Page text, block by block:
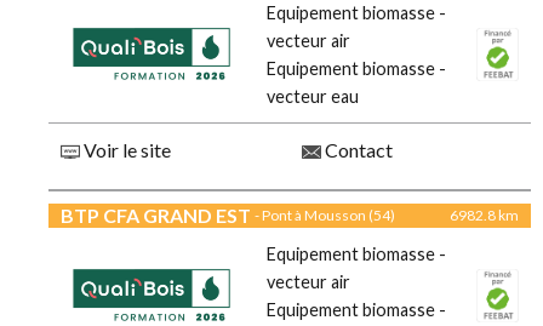
Equipement biomasse -
vecteur air
Equipement biomasse -
vecteur eau
Voir le site Contact
BTP CFA GRAND EST - Pont à Mousson (54) 6982.8 km
Equipement biomasse -
vecteur air
Equipement biomasse -